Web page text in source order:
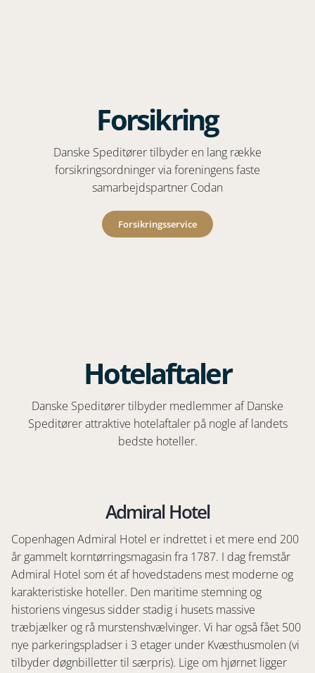
Forsikring
Danske Speditører tilbyder en lang række
forsikringsordninger via foreningens faste
samarbejdspartner Codan
Forsikringsservice
Hotelaftaler
Danske Speditører tilbyder medlemmer af Danske
Speditører attraktive hotelaftaler på nogle af landets
bedste hoteller.
Admiral Hotel
Copenhagen Admiral Hotel er indrettet i et mere end 200
år gammelt korntørringsmagasin fra 1787. I dag fremstår
Admiral Hotel som ét af hovedstadens mest moderne og
karakteristiske hoteller. Den maritime stemning og
historiens vingesus sidder stadig i husets massive
træbjælker og rå murstenshvælvinger. Vi har også fået 500
nye parkeringspladser i 3 etager under Kvæsthusmolen (vi
tilbyder døgnbilletter til særpris). Lige om hjørnet ligger